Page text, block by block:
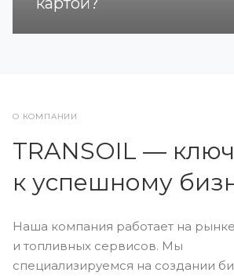
О КОМПАНИИ
TRANSOIL — ключ
к успешному
Наша компания работает на
и топливных сервисов. Мы
специализируемся на создании